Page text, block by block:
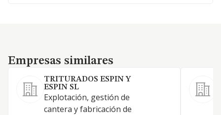
Empresas similares
Empresas similares
TRITURADOS ESPIN Y
ESPIN SL
Explotación, gestión de
cantera y fabricación de